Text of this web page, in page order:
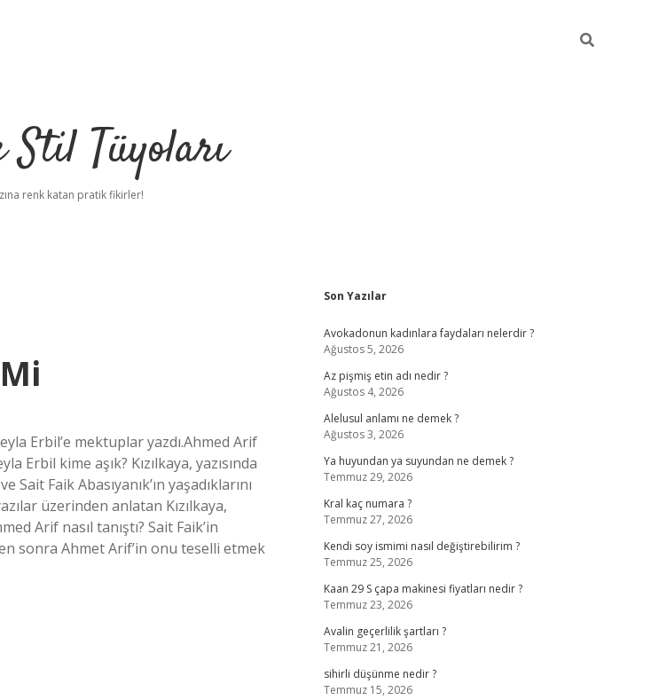
Stil Tüyoları
renk katan pratik fikirler!
Erbil’e mektuplar yazdı.Ahmed Arif
Erbil kime aşık? Kızılkaya, yazısında
Faik Abasıyanık’ın yaşadıklarını
üzerinden anlatan Kızılkaya,
Arif nasıl tanıştı? Sait Faik’in
sonra Ahmet Arif’in onu teselli etmek
Sidebar
Son Yazılar
Avokadonun kadınlara faydaları nelerdir ?
Ağustos 5, 2026
Az pişmiş etin adı nedir ?
Ağustos 4, 2026
Alelusul anlamı ne demek ?
Ağustos 3, 2026
Ya huyundan ya suyundan ne demek ?
Temmuz 29, 2026
Kral kaç numara ?
Temmuz 27, 2026
Kendi soy ismimi nasıl değiştirebilirim ?
Temmuz 25, 2026
Kaan 29 S çapa makinesi fiyatları nedir ?
Temmuz 23, 2026
Avalin geçerlilik şartları ?
Temmuz 21, 2026
sihirli düşünme nedir ?
Temmuz 15, 2026